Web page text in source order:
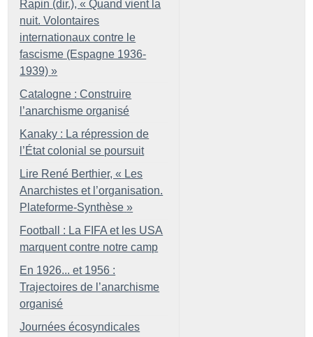
Rapin (dir.), « Quand vient la
nuit. Volontaires
internationaux contre le
fascisme (Espagne 1936-
1939) »
Catalogne : Construire
l’anarchisme organisé
Kanaky : La répression de
l’État colonial se poursuit
Lire René Berthier, « Les
Anarchistes et l’organisation.
Plateforme-Synthèse »
Football : La FIFA et les USA
marquent contre notre camp
En 1926... et 1956 :
Trajectoires de l’anarchisme
organisé
Journées écosyndicales